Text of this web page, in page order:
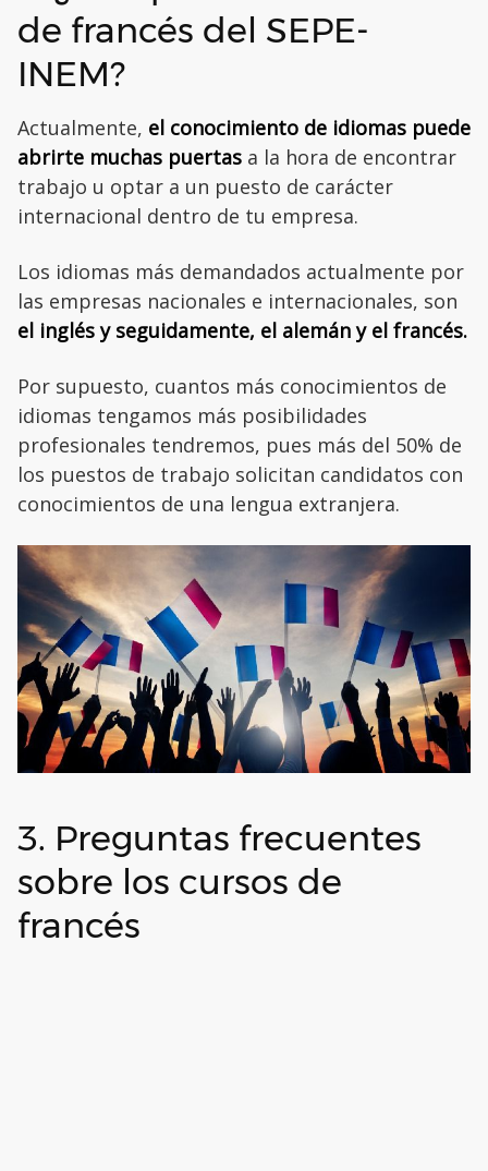
de francés del SEPE-
INEM?
Actualmente, el conocimiento de idiomas puede
abrirte muchas puertas a la hora de encontrar
trabajo u optar a un puesto de carácter
internacional dentro de tu empresa.
Los idiomas más demandados actualmente por
las empresas nacionales e internacionales, son
el inglés y seguidamente, el alemán y el francés.
Por supuesto, cuantos más conocimientos de
idiomas tengamos más posibilidades
profesionales tendremos, pues más del 50% de
los puestos de trabajo solicitan candidatos con
conocimientos de una lengua extranjera.
3. Preguntas frecuentes
sobre los cursos de
francés